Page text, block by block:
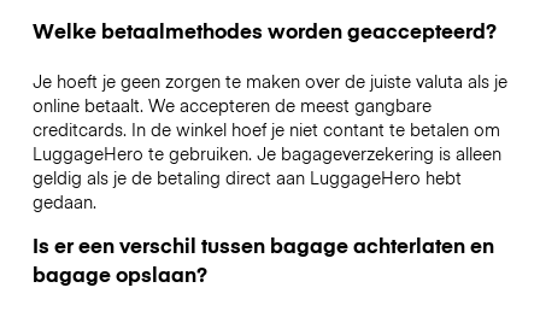
Welke betaalmethodes worden geaccepteerd?
Je hoeft je geen zorgen te maken over de juiste valuta als je
online betaalt. We accepteren de meest gangbare
creditcards. In de winkel hoef je niet contant te betalen om
LuggageHero te gebruiken. Je bagageverzekering is alleen
geldig als je de betaling direct aan LuggageHero hebt
gedaan.
Is er een verschil tussen bagage achterlaten en
bagage opslaan?